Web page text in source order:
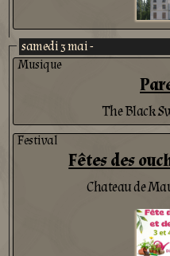
samedi 3 mai -
Musique
The Black
Festival
Fêtes des
Chateau de